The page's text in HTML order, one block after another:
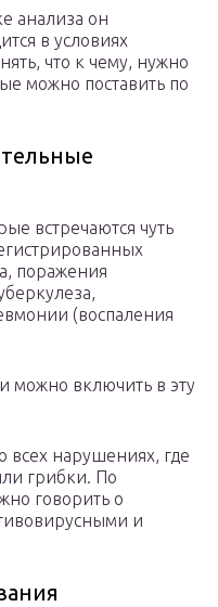
анализа он
в условиях
что к чему, нужно
можно поставить по
встречаются чуть
поражения
(воспаления
можно включить в эту
всех нарушениях, где
грибки. По
говорить о
и